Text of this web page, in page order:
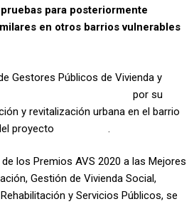
para posteriormente
en otros barrios vulnerables
Gestores Públicos de Vivienda y
por su
y revitalización urbana en el barrio
proyecto
los Premios AVS 2020 a las Mejores
Gestión de Vivienda Social,
y Servicios Públicos, se